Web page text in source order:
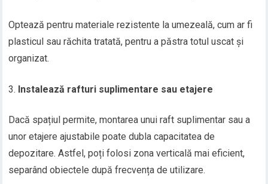
Optează pentru materiale rezistente la umezeală, cum ar fi
plasticul sau răchita tratată, pentru a păstra totul uscat și
organizat.
Instalează rafturi suplimentare sau etajere
Dacă spațiul permite, montarea unui raft suplimentar sau a
unor etajere ajustabile poate dubla capacitatea de
depozitare. Astfel, poți folosi zona verticală mai eficient,
separând obiectele după frecvența de utilizare.